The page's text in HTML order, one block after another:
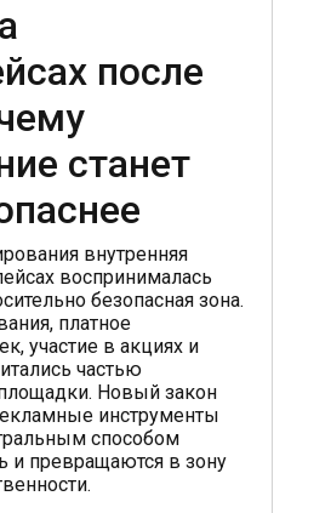
после
станет
внутренняя
воспринималась
безопасная зона.
платное
участие в акциях и
частью
Новый закон
инструменты
способом
и превращаются в зону